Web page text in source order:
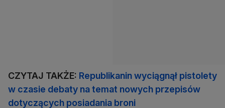
CZYTAJ TAKŻE: Republikanin wyciągnął pistolety
w czasie debaty na temat nowych przepisów
dotyczących posiadania broni